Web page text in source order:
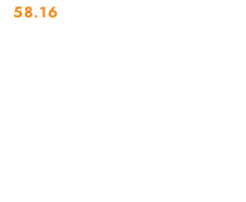
Cena:
58.16